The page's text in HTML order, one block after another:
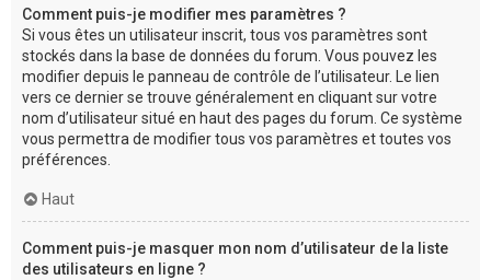
Comment puis-je modifier mes paramètres ?
Si vous êtes un utilisateur inscrit, tous vos paramètres sont
stockés dans la base de données du forum. Vous pouvez les
modifier depuis le panneau de contrôle de l’utilisateur. Le lien
vers ce dernier se trouve généralement en cliquant sur votre
nom d’utilisateur situé en haut des pages du forum. Ce système
vous permettra de modifier tous vos paramètres et toutes vos
préférences.
Haut
Comment puis-je masquer mon nom d’utilisateur de la liste
des utilisateurs en ligne ?